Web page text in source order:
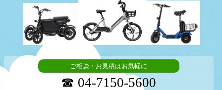
ご相談・お見積はお気軽に
☎ 04-7150-5600